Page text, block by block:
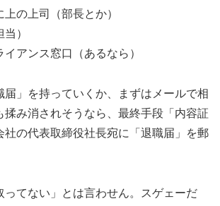
上の上司（部長とか）
）
イアンス窓口（あるなら）
届」を持っていくか、まずはメールで相
揉み消されそうなら、最終手段「内容証
社の代表取締役社長宛に「退職届」を郵
ってない」とは言わせん。スゲェーだ